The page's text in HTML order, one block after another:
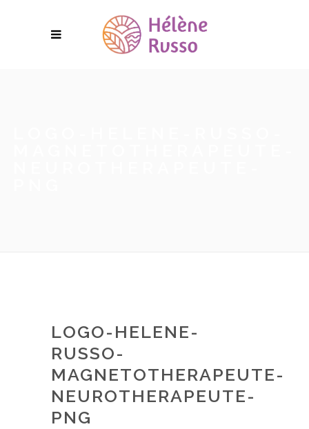
LOGO-HELENE-
RUSSO-
MAGNETOTHERAPEUTE-
NEUROTHERAPEUTE-
PNG